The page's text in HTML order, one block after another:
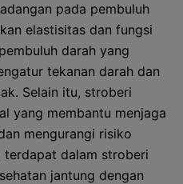
pada pembuluh
elastisitas dan fungsi
darah yang
tekanan darah dan
Selain itu, stroberi
yang membantu menjaga
mengurangi risiko
terdapat dalam stroberi
jantung dengan